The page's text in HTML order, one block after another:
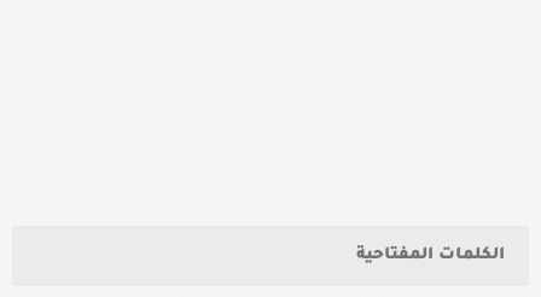
الكلمات المفتاحية